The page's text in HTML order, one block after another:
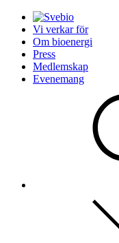
Vi verkar för
Om bioenergi
Press
Medlemskap
Evenemang